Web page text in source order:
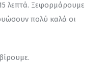
λεπτά. Ξεφορμάρουμε
πολύ καλά οι